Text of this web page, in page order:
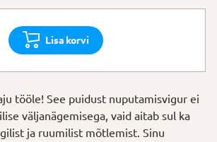
Lisa korvi
tööle! See puidust nuputamisvigur ei
väljanägemisega, vaid aitab sul ka
ja ruumilist mõtlemist. Sinu